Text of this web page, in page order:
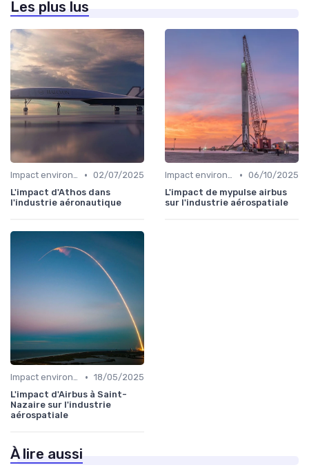
Les plus lus
Impact environnemental • 02/07/2025
L'impact d'Athos dans
l'industrie aéronautique
Impact environnemental • 06/10/2025
L'impact de mypulse airbus
sur l'industrie aérospatiale
Impact environnemental • 18/05/2025
L'impact d'Airbus à Saint-
Nazaire sur l'industrie
aérospatiale
À lire aussi